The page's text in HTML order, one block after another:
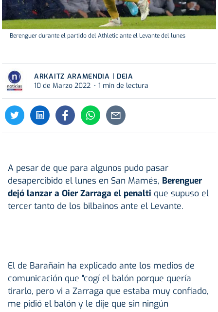
Berenguer durante el partido del Athletic ante el Levante del lunes
ARKAITZ ARAMENDIA | DEIA
10 de Marzo 2022
1 min de lectura
A pesar de que para algunos pudo pasar
desapercibido el lunes en San Mamés, Berenguer
dejó lanzar a Oier Zarraga el penalti que supuso el
tercer tanto de los bilbainos ante el Levante.
El de Barañain ha explicado ante los medios de
comunicación que "cogí el balón porque quería
tirarlo, pero vi a Zarraga que estaba muy confiado,
me pidió el balón y le dije que sin ningún